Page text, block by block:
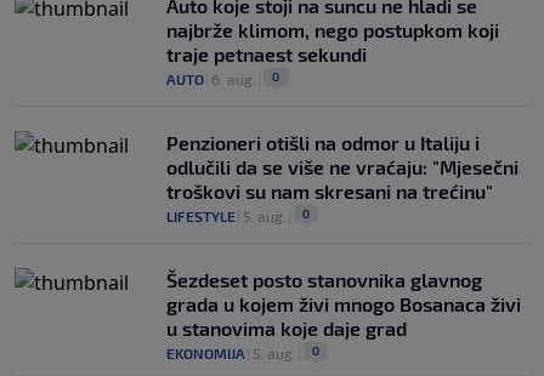
Auto koje stoji na suncu ne hladi se
najbrže klimom, nego postupkom koji
traje petnaest sekundi
AUTO 6. aug. 0
Penzioneri otišli na odmor u Italiju i
odlučili da se više ne vraćaju: "Mjesečni
troškovi su nam skresani na trećinu"
LIFESTYLE 5. aug. 0
Šezdeset posto stanovnika glavnog
grada u kojem živi mnogo Bosanaca živi
u stanovima koje daje grad
EKONOMIJA 5. aug. 0